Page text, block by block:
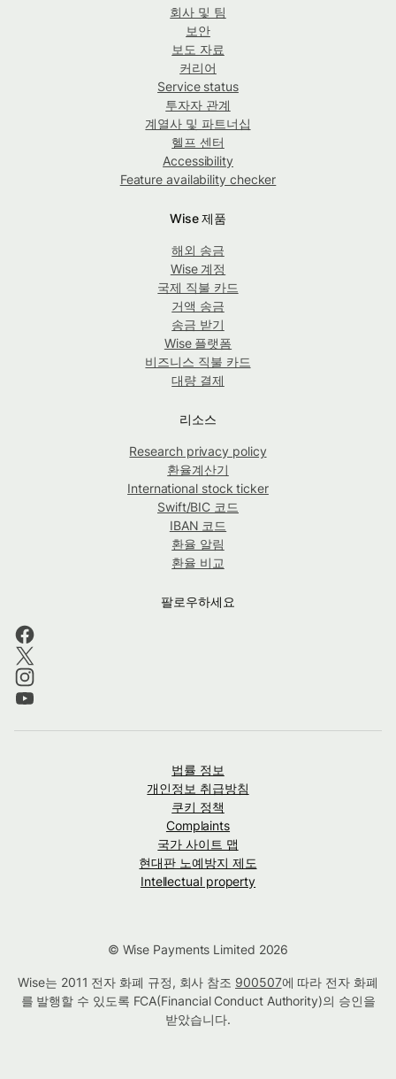
회사 및 팀
보안
보도 자료
커리어
Service status
투자자 관계
계열사 및 파트너십
헬프 센터
Accessibility
Feature availability checker
Wise 제품
해외 송금
Wise 계정
국제 직불 카드
거액 송금
송금 받기
Wise 플랫폼
비즈니스 직불 카드
대량 결제
리소스
Research privacy policy
환율계산기
International stock ticker
Swift/BIC 코드
IBAN 코드
환율 알림
환율 비교
팔로우하세요
법률 정보
개인정보 취급방침
쿠키 정책
Complaints
국가 사이트 맵
현대판 노예방지 제도
Intellectual property
© Wise Payments Limited 2026
Wise는 2011 전자 화폐 규정, 회사 참조 900507에 따라 전자 화폐
를 발행할 수 있도록 FCA(Financial Conduct Authority)의 승인을
받았습니다.